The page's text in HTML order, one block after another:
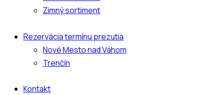
Zimný sortiment
Rezervácia termínu prezutia
Nové Mesto nad Váhom
Trenčín
Kontakt